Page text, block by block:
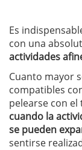
Es
con una
actividades
Cuanto mayor
compatibles
pelearse con
cuando la
se pueden
sentirse